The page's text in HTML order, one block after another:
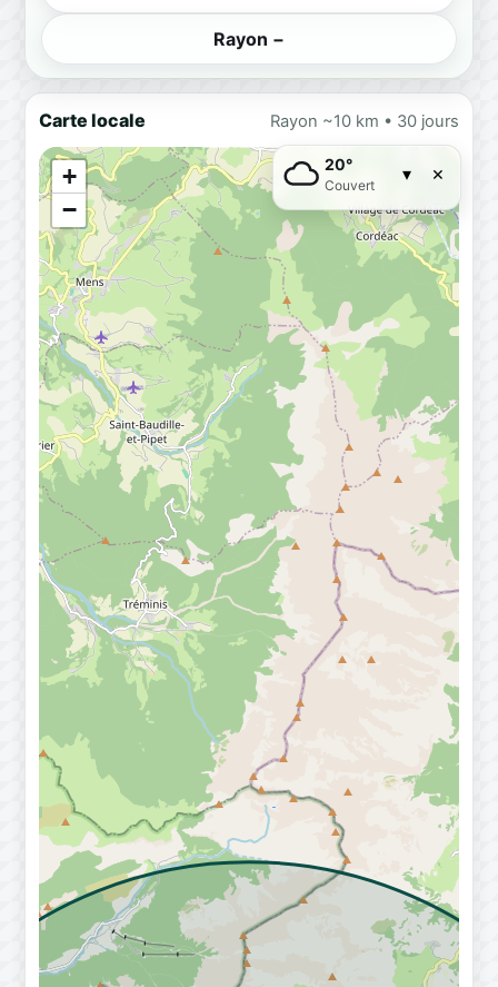
Rayon −
Carte locale Rayon ~10 km • 30 jours
+
−
20°
Couvert ▾ ×